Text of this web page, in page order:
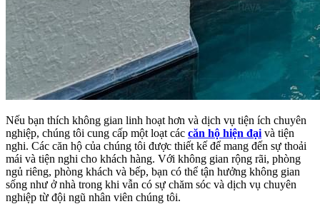
Nếu bạn thích không gian linh hoạt hơn và dịch vụ tiện ích chuyên
nghiệp, chúng tôi cung cấp một loạt các căn hộ hiện đại và tiện
nghi. Các căn hộ của chúng tôi được thiết kế để mang đến sự thoải
mái và tiện nghi cho khách hàng. Với không gian rộng rãi, phòng
ngủ riêng, phòng khách và bếp, bạn có thể tận hưởng không gian
sống như ở nhà trong khi vẫn có sự chăm sóc và dịch vụ chuyên
nghiệp từ đội ngũ nhân viên chúng tôi.